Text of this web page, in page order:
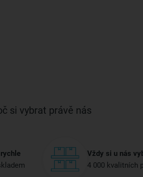
si vybrat právě nás
Vždy si u nás
4 000 kvalitních